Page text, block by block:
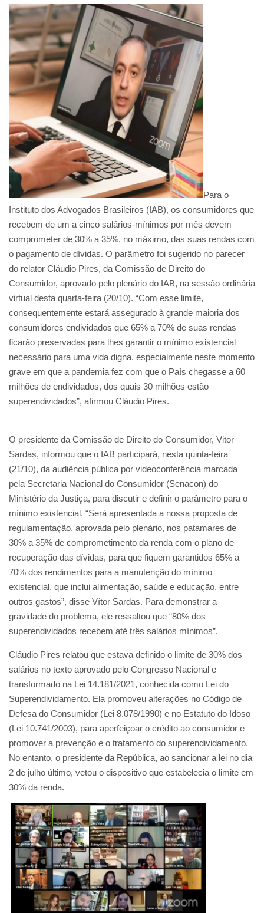
Para o
Instituto dos Advogados Brasileiros (IAB), os consumidores que
recebem de um a cinco salários-mínimos por mês devem
comprometer de 30% a 35%, no máximo, das suas rendas com
o pagamento de dívidas. O parâmetro foi sugerido no parecer
do relator Cláudio Pires, da Comissão de Direito do
Consumidor, aprovado pelo plenário do IAB, na sessão ordinária
virtual desta quarta-feira (20/10). “Com esse limite,
consequentemente estará assegurado à grande maioria dos
consumidores endividados que 65% a 70% de suas rendas
ficarão preservadas para lhes garantir o mínimo existencial
necessário para uma vida digna, especialmente neste momento
grave em que a pandemia fez com que o País chegasse a 60
milhões de endividados, dos quais 30 milhões estão
superendividados”, afirmou Cláudio Pires.
O presidente da Comissão de Direito do Consumidor, Vitor
Sardas, informou que o IAB participará, nesta quinta-feira
(21/10), da audiência pública por videoconferência marcada
pela Secretaria Nacional do Consumidor (Senacon) do
Ministério da Justiça, para discutir e definir o parâmetro para o
mínimo existencial. “Será apresentada a nossa proposta de
regulamentação, aprovada pelo plenário, nos patamares de
30% a 35% de comprometimento da renda com o plano de
recuperação das dívidas, para que fiquem garantidos 65% a
70% dos rendimentos para a manutenção do mínimo
existencial, que inclui alimentação, saúde e educação, entre
outros gastos”, disse Vítor Sardas. Para demonstrar a
gravidade do problema, ele ressaltou que “80% dos
superendividados recebem até três salários mínimos”.
Cláudio Pires relatou que estava definido o limite de 30% dos
salários no texto aprovado pelo Congresso Nacional e
transformado na Lei 14.181/2021, conhecida como Lei do
Superendividamento. Ela promoveu alterações no Código de
Defesa do Consumidor (Lei 8.078/1990) e no Estatuto do Idoso
(Lei 10.741/2003), para aperfeiçoar o crédito ao consumidor e
promover a prevenção e o tratamento do superendividamento.
No entanto, o presidente da República, ao sancionar a lei no dia
2 de julho último, vetou o dispositivo que estabelecia o limite em
30% da renda.